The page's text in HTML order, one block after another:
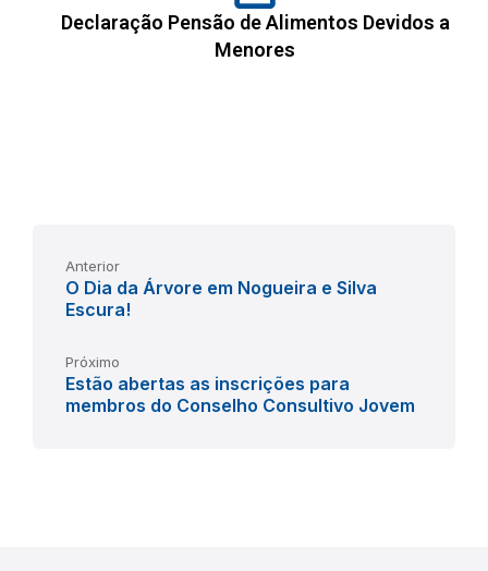
Declaração Pensão de Alimentos Devidos a
Menores
Anterior
O Dia da Árvore em Nogueira e Silva
Escura!
Próximo
Estão abertas as inscrições para
membros do Conselho Consultivo Jovem